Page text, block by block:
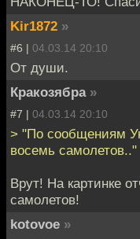
Kir1872 »
#6 | 04.03.14 20:10
От души.
Кракозябра »
#7 | 04.03.14 20:10
> "По сообщениям
восемь самолетов.."
Врут! На картинке
самолетов!
kotovoe »